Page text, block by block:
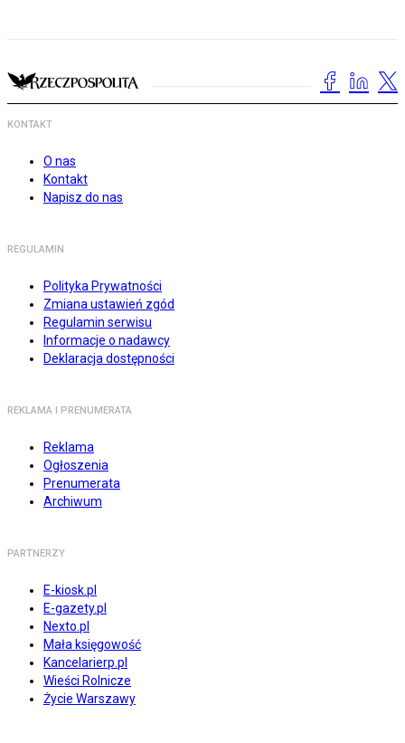
KONTAKT
O nas
Kontakt
Napisz do nas
REGULAMIN
Polityka Prywatności
Zmiana ustawień zgód
Regulamin serwisu
Informacje o nadawcy
Deklaracja dostępności
REKLAMA I PRENUMERATA
Reklama
Ogłoszenia
Prenumerata
Archiwum
PARTNERZY
E-kiosk.pl
E-gazety.pl
Nexto.pl
Mała księgowość
Kancelarierp.pl
Wieści Rolnicze
Życie Warszawy